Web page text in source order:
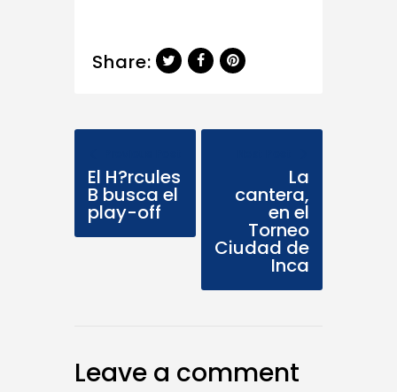
Share:
El H?rcules
B busca el
play-off
La
cantera,
en el
Torneo
Ciudad de
Inca
Leave a comment